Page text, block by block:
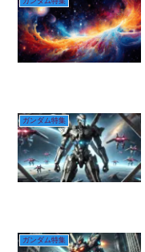
ガンダム特集
ガンダム特集